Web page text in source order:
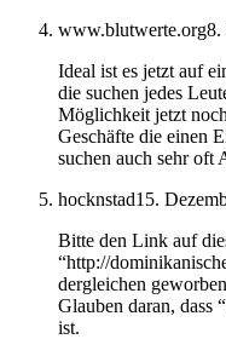
www.blutwerte.org8.
Ideal ist es jetzt auf
die suchen jedes
Möglichkeit jetzt
Geschäfte die einen
suchen auch sehr oft
hocknstad15.
Bitte den Link auf
“http://
dergleichen
Glauben daran, dass
ist.